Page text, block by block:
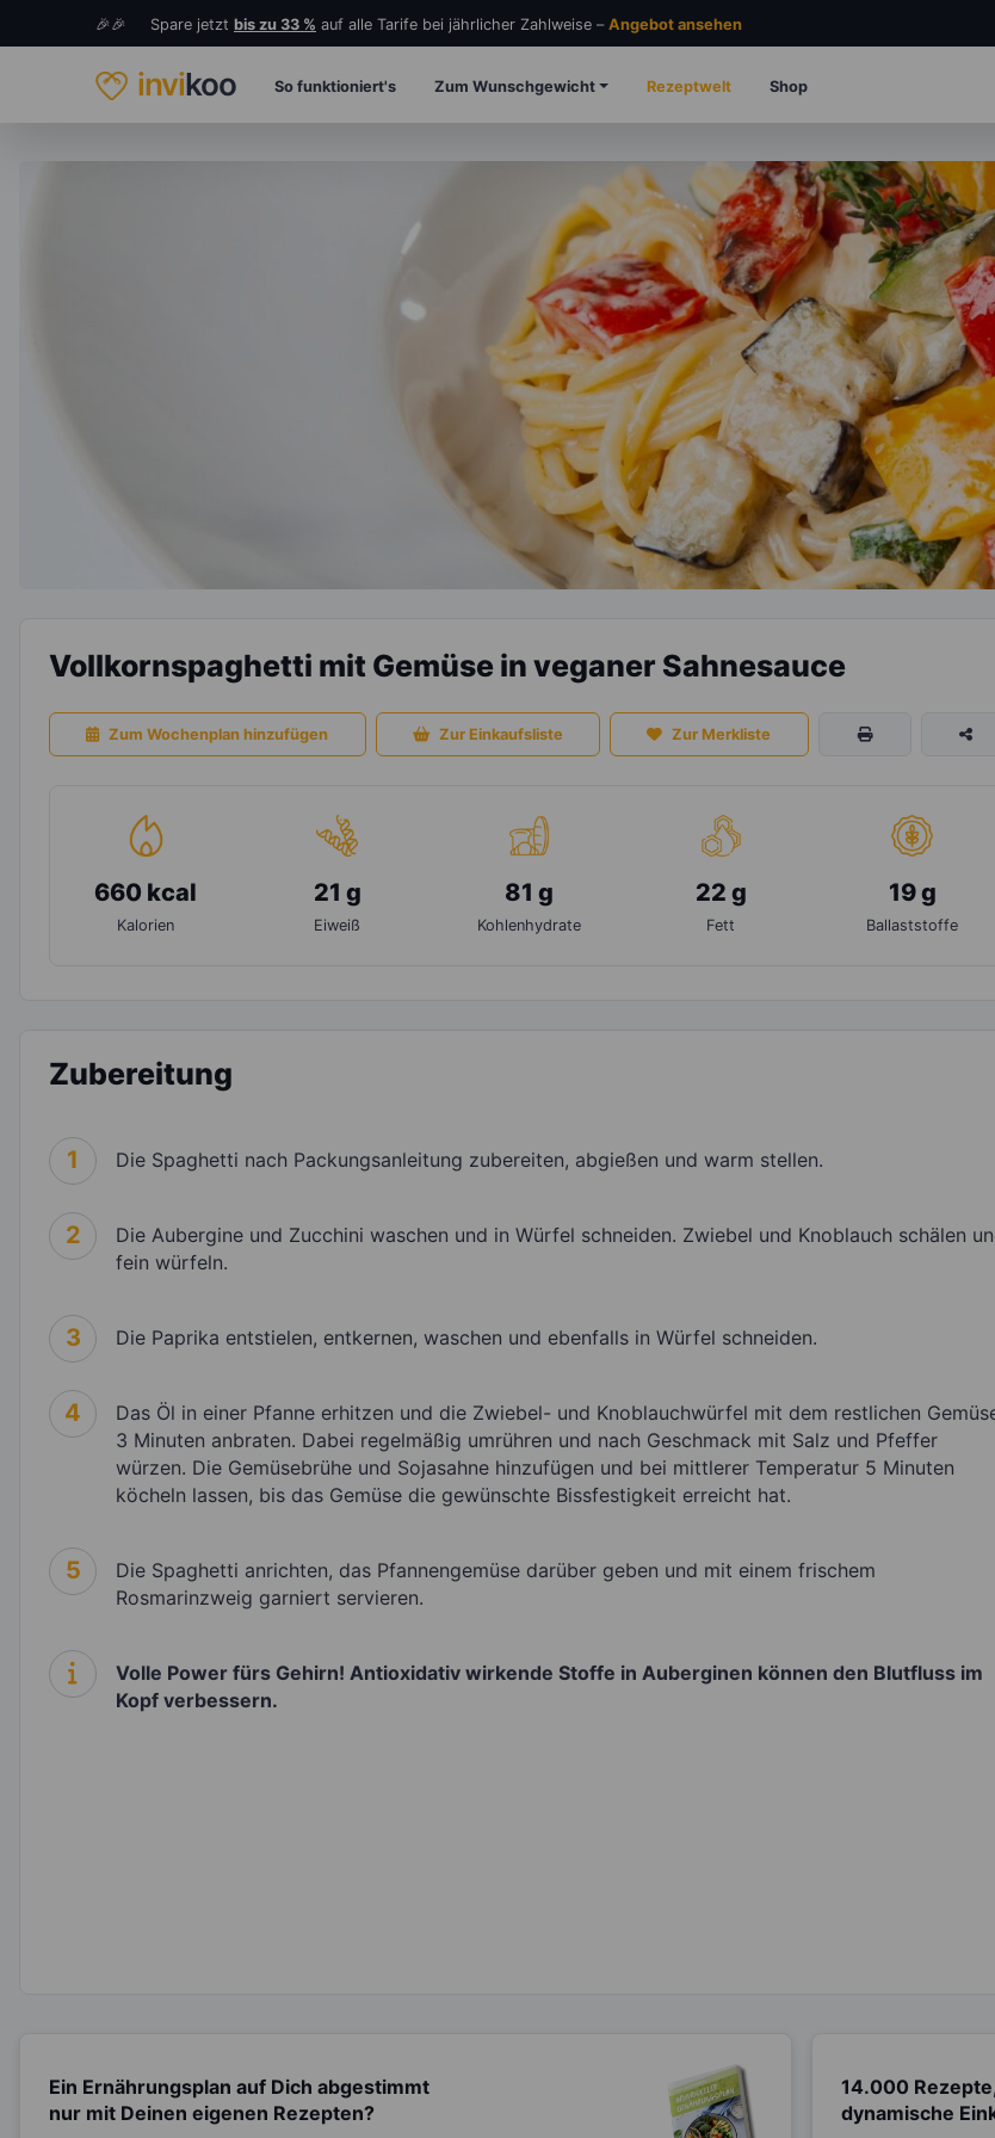
🎉🎉 Spare jetzt bis zu 33 % auf alle Tarife bei jährlicher Zahlweise – Angebot ansehen
invikoo So funktioniert's Zum Wunschgewicht Rezeptwelt Shop
Vollkornspaghetti mit Gemüse in veganer Sahnesauce
Zum Wochenplan hinzufügen Zur Einkaufsliste Zur Merkliste
660 kcal
Kalorien
21 g
Eiweiß
81 g
Kohlenhydrate
22 g
Fett
19 g
Ballaststoffe
Zubereitung
1 Die Spaghetti nach Packungsanleitung zubereiten, abgießen und warm stellen.
2
Die Aubergine und Zucchini waschen und in Würfel schneiden. Zwiebel und Knoblauch schälen
fein würfeln.
3 Die Paprika entstielen, entkernen, waschen und ebenfalls in Würfel schneiden.
4
Das Öl in einer Pfanne erhitzen und die Zwiebel- und Knoblauchwürfel mit dem restlichen
3 Minuten anbraten. Dabei regelmäßig umrühren und nach Geschmack mit Salz und Pfeffer
würzen. Die Gemüsebrühe und Sojasahne hinzufügen und bei mittlerer Temperatur 5 Minuten
köcheln lassen, bis das Gemüse die gewünschte Bissfestigkeit erreicht hat.
5
Die Spaghetti anrichten, das Pfannengemüse darüber geben und mit einem frischem
Rosmarinzweig garniert servieren.
Volle Power fürs Gehirn! Antioxidativ wirkende Stoffe in Auberginen können den Blutfluss im
Kopf verbessern.
Ein Ernährungsplan auf Dich abgestimmt
nur mit Deinen eigenen Rezepten?
14.000
dynamische